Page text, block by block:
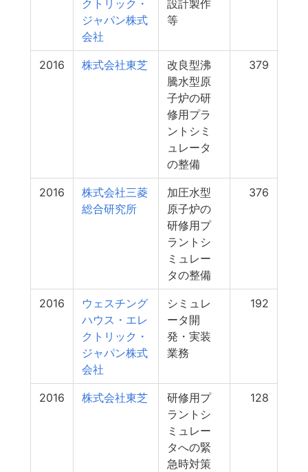
クトリック・
ジャパン株式
会社
設計製作
等
2016 株式会社東芝
改良型沸
騰水型原
子炉の研
修用プラ
ントシミ
ュレータ
の整備
379
2016
株式会社三菱
総合研究所
加圧水型
原子炉の
研修用プ
ラントシ
ミュレー
タの整備
376
2016
ウェスチング
ハウス・エレ
クトリック・
ジャパン株式
会社
シミュレ
ータ開
発・実装
業務
192
2016 株式会社東芝
研修用プ
ラントシ
ミュレー
タへの緊
急時対策
128